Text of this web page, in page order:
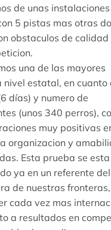
de unas instalaciones
5 pistas mas otras
obstaculos de calidad
una de las mayores
nivel estatal, en cuanto
días) y numero de
(unos 340 perros),
muy positivas
organizacion y
Esta prueba se esta
ya en un referente del
de nuestras
cada vez mas
a resultados en